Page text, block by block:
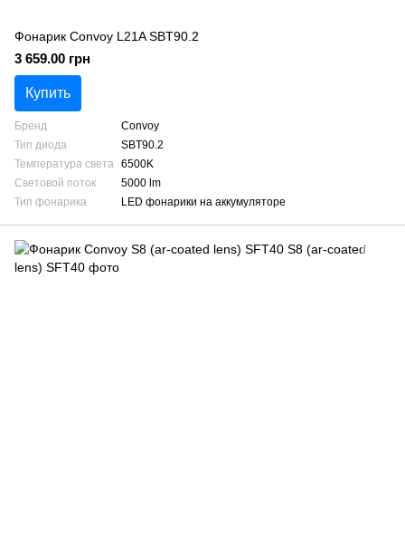
Фонарик Convoy L21A SBT90.2
3 659.00 грн
Купить
Бренд
Convoy
Тип диода
SBT90.2
Температура света 6500K
Световой поток
5000 lm
Тип фонарика
LED фонарики на аккумуляторе